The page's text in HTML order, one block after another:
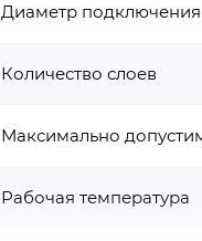
Диаметр подключения
Количество слоев
Максимально
Рабочая температура